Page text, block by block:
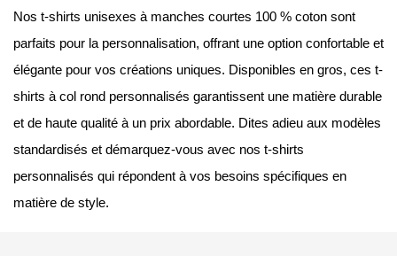
Nos t-shirts unisexes à manches courtes 100 % coton sont
parfaits pour la personnalisation, offrant une option confortable et
élégante pour vos créations uniques. Disponibles en gros, ces t-
shirts à col rond personnalisés garantissent une matière durable
et de haute qualité à un prix abordable. Dites adieu aux modèles
standardisés et démarquez-vous avec nos t-shirts
personnalisés qui répondent à vos besoins spécifiques en
matière de style.